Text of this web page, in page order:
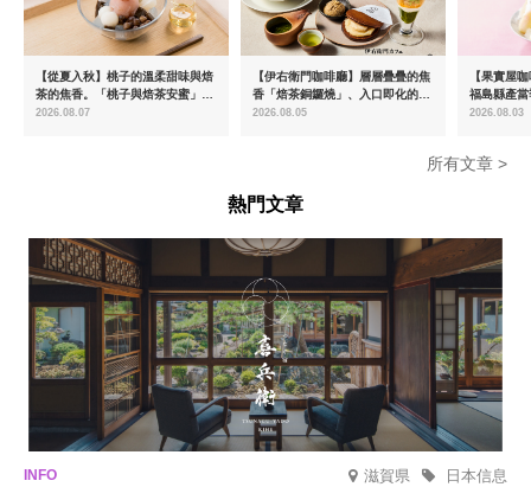
【從夏入秋】桃子的溫柔甜味與焙
茶的焦香。「桃子與焙茶安蜜」將
於8月中旬起限時販售
2026.08.07
【伊右衛門咖啡廳】層層疊疊的焦
香「焙茶銅鑼燒」、入口即化的
「宇治抹茶提拉米蘇」全新登場
2026.08.05
【果實屋
福島縣產
2026.08.03
所有文章 >
熱門文章
滋賀県 日本信息